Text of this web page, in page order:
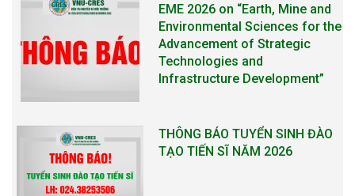
EME 2026 on “Earth, Mine and
Environmental Sciences for the
Advancement of Strategic
Technologies and
Infrastructure Development”
THÔNG BÁO TUYỂN SINH ĐÀO
TẠO TIẾN SĨ NĂM 2026